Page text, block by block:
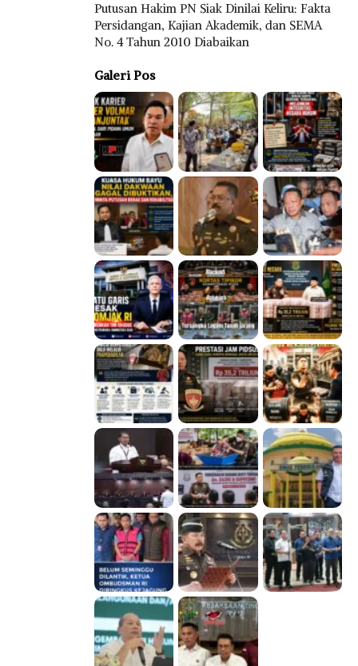
Putusan Hakim PN Siak Dinilai Keliru: Fakta
Persidangan, Kajian Akademik, dan SEMA
No. 4 Tahun 2010 Diabaikan
Galeri Pos